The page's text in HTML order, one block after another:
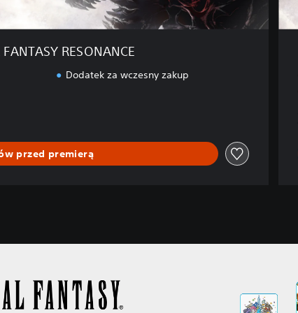
FANTASY RESONANCE
Dodatek za wczesny zakup
przed premierą
i
t